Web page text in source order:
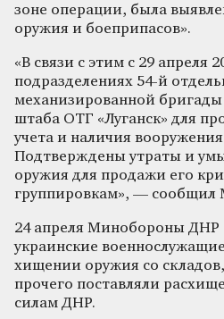
зоне операции, была
оружия и боеприпасов».
«В связи с этим с 29 апреля
подразделениях 54-й
механизированной
штаба ОТГ «Луганск» для
учета и наличия
Подтверждены утраты и
оружия для продажи его
группировкам», — сообщил
24 апреля Минобороны ДНР
украинские
хищении оружия со
прочего поставляли
силам ДНР.